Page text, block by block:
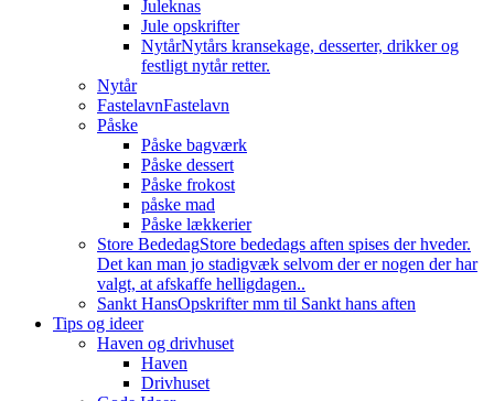
Juleknas
Jule opskrifter
NytårNytårs kransekage, desserter, drikker og
festligt nytår retter.
Nytår
FastelavnFastelavn
Påske
Påske bagværk
Påske dessert
Påske frokost
påske mad
Påske lækkerier
Store BededagStore bededags aften spises der hveder.
Det kan man jo stadigvæk selvom der er nogen der har
valgt, at afskaffe helligdagen..
Sankt HansOpskrifter mm til Sankt hans aften
Tips og ideer
Haven og drivhuset
Haven
Drivhuset